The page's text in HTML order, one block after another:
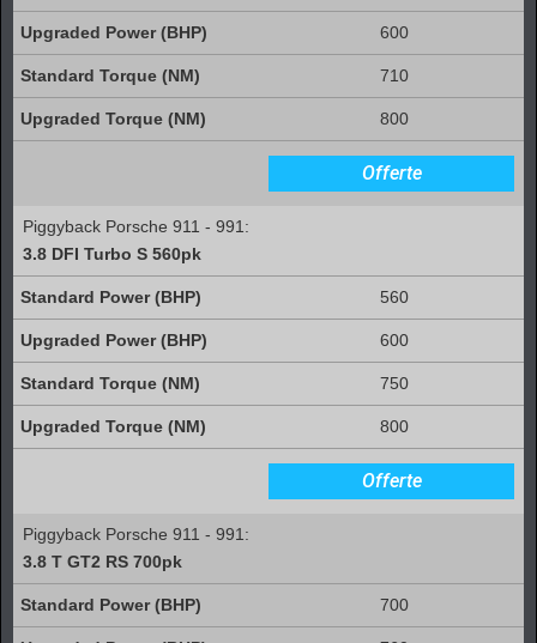
600
710
800
Offerte
Piggyback Porsche 911 - 991:
3.8 DFI Turbo S 560pk
560
600
750
800
Offerte
Piggyback Porsche 911 - 991:
3.8 T GT2 RS 700pk
700